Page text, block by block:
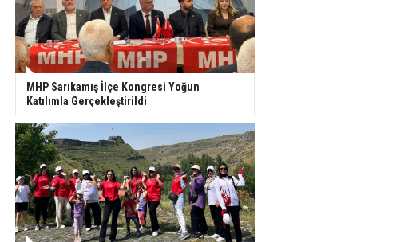
MHP Sarıkamış İlçe Kongresi Yoğun
Katılımla Gerçekleştirildi